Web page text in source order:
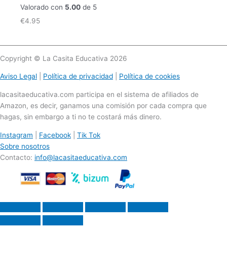
Valorado con 5.00 de 5
€4.95
Copyright © La Casita Educativa 2026
Aviso Legal Política de privacidad Política de cookies
lacasitaeducativa.com participa en el sistema de afiliados de
Amazon, es decir, ganamos una comisión por cada compra que
hagas, sin embargo a ti no te costará más dinero.
Instagram Facebook
Tik Tok
Sobre nosotros
Contacto: info@lacasitaeducativa.com